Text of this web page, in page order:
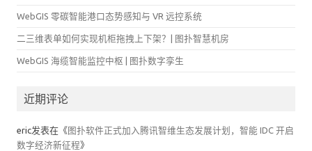
WebGIS 零碳智能港口态势感知与 VR 远控系统
二三维表单如何实现机柜拖拽上下架？| 图扑智慧机房
WebGIS 海缆智能监控中枢 | 图扑数字孪生
近期评论
eric发表在《 图扑软件正式加入腾讯智维生态发展计划，智能 IDC 开启
数字经济新征程》